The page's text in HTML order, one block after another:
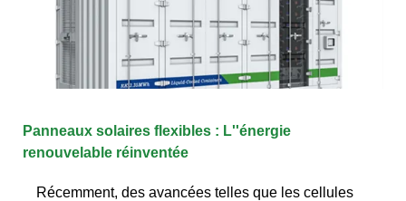
Panneaux solaires flexibles : L''énergie
renouvelable réinventée
Récemment, des avancées telles que les cellules